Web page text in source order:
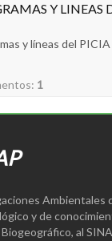
Y LINEAS
y líneas del
1
Ambientales
y de
al